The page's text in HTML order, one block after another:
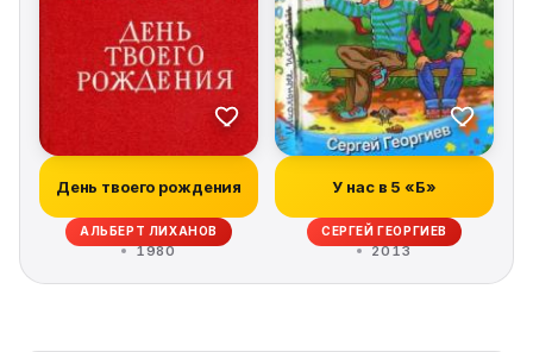
День твоего рождения
АЛЬБЕРТ ЛИХАНОВ
1980
У нас в 5 «Б»
СЕРГЕЙ ГЕОРГИЕВ
2013